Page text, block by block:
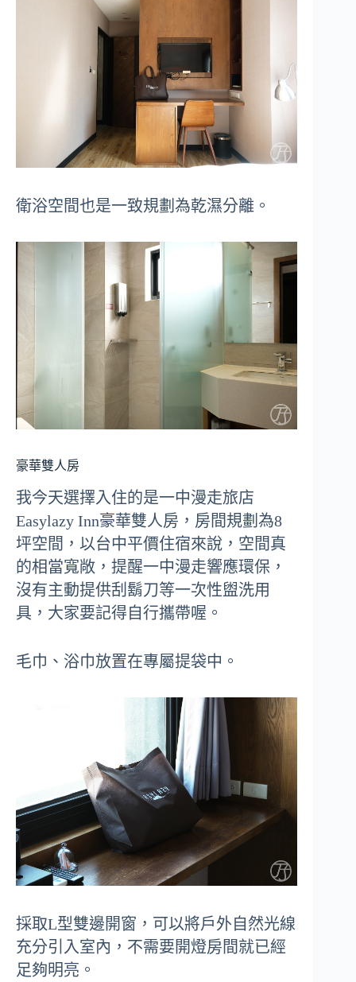
衛浴空間也是一致規劃為乾濕分離。
豪華雙人房
我今天選擇入住的是一中漫走旅店
Easylazy Inn豪華雙人房，房間規劃為8
坪空間，以台中平價住宿來說，空間真
的相當寬敞，提醒一中漫走響應環保，
沒有主動提供刮鬍刀等一次性盥洗用
具，大家要記得自行攜帶喔。
毛巾、浴巾放置在專屬提袋中。
採取L型雙邊開窗，可以將戶外自然光線
充分引入室內，不需要開燈房間就已經
足夠明亮。